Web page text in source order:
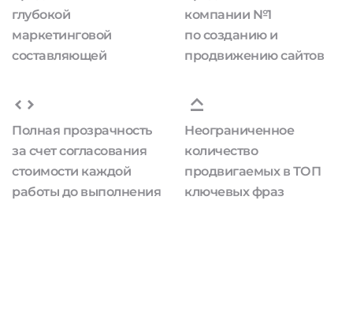
глубокой
маркетинговой
составляющей
компании №1
по созданию и
продвижению сайтов
Полная прозрачность
за счет согласования
стоимости каждой
работы до выполнения
Неограниченное
количество
продвигаемых в ТОП
ключевых фраз